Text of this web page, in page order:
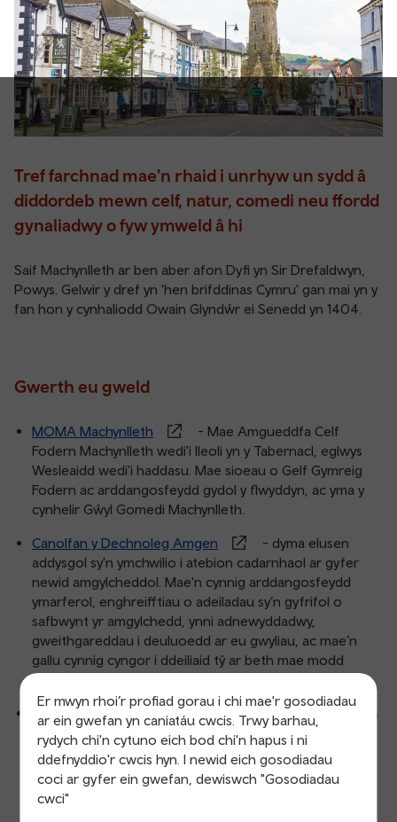
Er mwyn rhoi’r profiad gorau i chi mae'r gosodiadau
ar ein gwefan yn caniatáu cwcis. Trwy barhau,
rydych chi'n cytuno eich bod chi'n hapus i ni
ddefnyddio'r cwcis hyn. I newid eich gosodiadau
coci ar gyfer ein gwefan, dewiswch "Gosodiadau
cwci"
Tref farchnad mae'n rhaid i unrhyw un sydd â
diddordeb mewn celf, natur, comedi neu ffordd
gynaliadwy o fyw ymweld â hi
Saif Machynlleth ar ben aber afon Dyfi yn Sir Drefaldwyn,
Powys. Gelwir y dref yn 'hen brifddinas Cymru' gan mai yn y
fan hon y cynhaliodd Owain Glyndŵr ei Senedd yn 1404.
Gwerth eu gweld
MOMA Machynlleth
- Mae Amgueddfa Celf
Fodern Machynlleth wedi'i lleoli yn y Tabernacl, eglwys
Wesleaidd wedi'i haddasu. Mae sioeau o Gelf Gymreig
Fodern ac arddangosfeydd gydol y flwyddyn, ac yma y
cynhelir Gŵyl Gomedi Machynlleth.
Canolfan y Dechnoleg Amgen
- dyma elusen
addysgol sy'n ymchwilio i atebion cadarnhaol ar gyfer
newid amgylcheddol. Mae'n cynnig arddangosfeydd
ymarferol, enghreifftiau o adeiladau sy’n gyfrifol o
safbwynt yr amgylchedd, ynni adnewyddadwy,
gweithgareddau i deuluoedd ar eu gwyliau, ac mae’n
gallu cynnig cyngor i ddeiliaid tŷ ar beth mae modd
iddynt ei wneud yn eu cartrefi eu hunain.
Canolfan Owain Glyndŵr
- Mae'r ganolfan hon yn
sefyll ar hen safle Senedd Owain Glyndŵr, lle coronwyd
ef yn Dywysog Cymru. Mae'n cynnwys arddangosiadau
ac arddangosfeydd rhyngweithiol am fywyd Owain.